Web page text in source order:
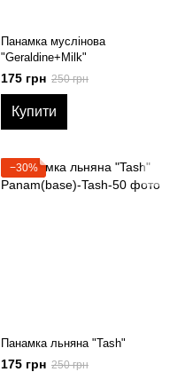
Панамка муслінова
"Geraldine+Milk"
175 грн 250 грн
Купити
−30%
Панамка льняна "Tash"
175 грн 250 грн